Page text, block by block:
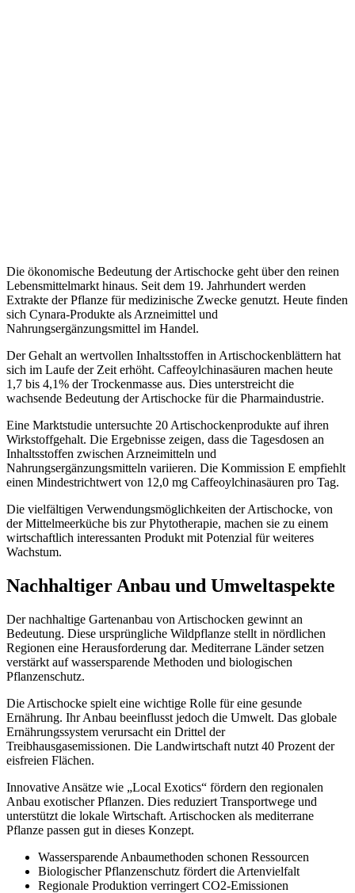
Die ökonomische Bedeutung der Artischocke geht über den reinen
Lebensmittelmarkt hinaus. Seit dem 19. Jahrhundert werden
Extrakte der Pflanze für medizinische Zwecke genutzt. Heute finden
sich Cynara-Produkte als Arzneimittel und
Nahrungsergänzungsmittel im Handel.
Der Gehalt an wertvollen Inhaltsstoffen in Artischockenblättern hat
sich im Laufe der Zeit erhöht. Caffeoylchinasäuren machen heute
1,7 bis 4,1% der Trockenmasse aus. Dies unterstreicht die
wachsende Bedeutung der Artischocke für die Pharmaindustrie.
Eine Marktstudie untersuchte 20 Artischockenprodukte auf ihren
Wirkstoffgehalt. Die Ergebnisse zeigen, dass die Tagesdosen an
Inhaltsstoffen zwischen Arzneimitteln und
Nahrungsergänzungsmitteln variieren. Die Kommission E empfiehlt
einen Mindestrichtwert von 12,0 mg Caffeoylchinasäuren pro Tag.
Die vielfältigen Verwendungsmöglichkeiten der Artischocke, von
der Mittelmeerküche bis zur Phytotherapie, machen sie zu einem
wirtschaftlich interessanten Produkt mit Potenzial für weiteres
Wachstum.
Nachhaltiger Anbau und Umweltaspekte
Der nachhaltige Gartenanbau von Artischocken gewinnt an
Bedeutung. Diese ursprüngliche Wildpflanze stellt in nördlichen
Regionen eine Herausforderung dar. Mediterrane Länder setzen
verstärkt auf wassersparende Methoden und biologischen
Pflanzenschutz.
Die Artischocke spielt eine wichtige Rolle für eine gesunde
Ernährung. Ihr Anbau beeinflusst jedoch die Umwelt. Das globale
Ernährungssystem verursacht ein Drittel der
Treibhausgasemissionen. Die Landwirtschaft nutzt 40 Prozent der
eisfreien Flächen.
Innovative Ansätze wie „Local Exotics“ fördern den regionalen
Anbau exotischer Pflanzen. Dies reduziert Transportwege und
unterstützt die lokale Wirtschaft. Artischocken als mediterrane
Pflanze passen gut in dieses Konzept.
Wassersparende Anbaumethoden schonen Ressourcen
Biologischer Pflanzenschutz fördert die Artenvielfalt
Regionale Produktion verringert CO2-Emissionen